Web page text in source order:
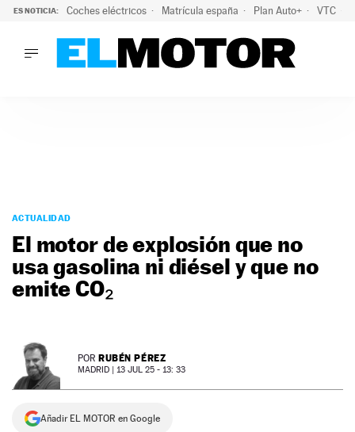
ES NOTICIA: Coches eléctricos Matrícula españa Plan Auto+ VTC
PODCAST
MOTOS
TECNOLOGÍA
SUPERCOCHES
SERVICIOS
NEWSLETTER
SÍGUENOS
ACTUALIDAD
El motor de explosión que no
usa gasolina ni diésel y que no
emite CO₂
POR RUBÉN PÉREZ
MADRID | 13 JUL 25 - 13: 33
Añadir EL MOTOR en Google